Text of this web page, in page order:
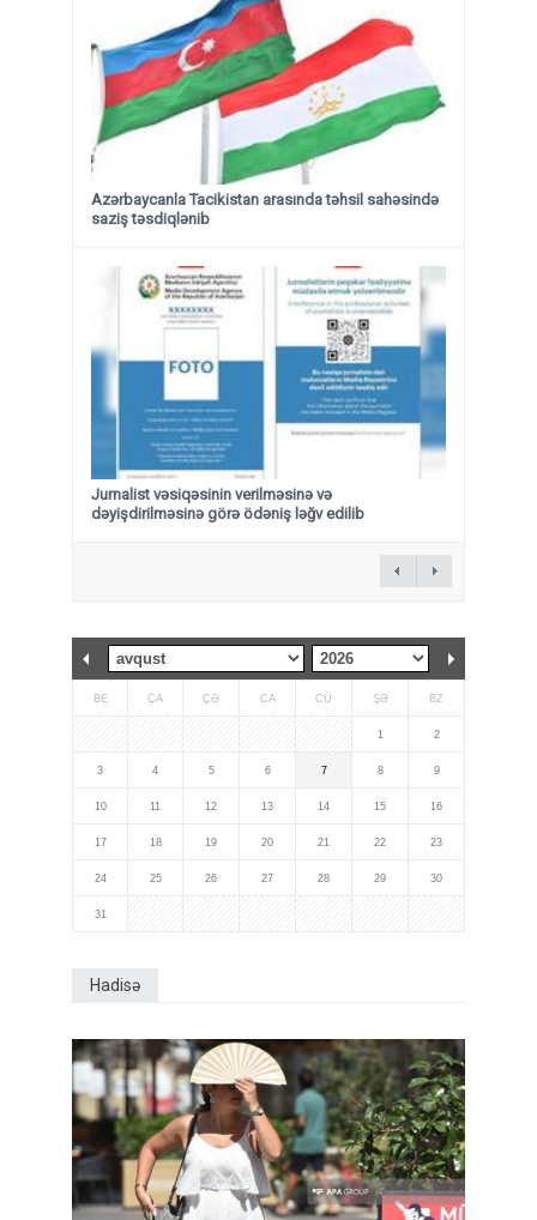
Azərbaycanla Tacikistan arasında təhsil sahəsində
saziş təsdiqlənib
Jurnalist vəsiqəsinin verilməsinə və
dəyişdirilməsinə görə ödəniş ləğv edilib
BE ÇA ÇƏ CA CÜ ŞƏ BZ
1 2
3 4 5 6 7 8 9
10 11 12 13 14 15 16
17 18 19 20 21 22 23
24 25 26 27 28 29 30
31
Hadisə